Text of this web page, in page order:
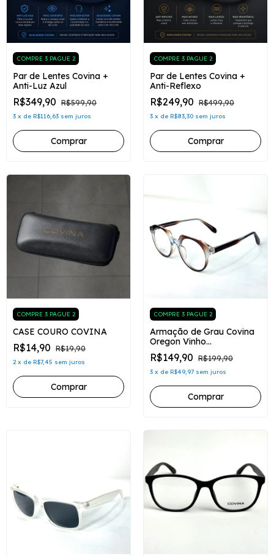
COMPRE 3 PAGUE 2
Par de Lentes Covina +
Anti-Luz Azul
R$349,90 R$599,90
3 x de R$116,63 sem juros
COMPRE 3 PAGUE 2
Par de Lentes Covina +
Anti-Reflexo
R$249,90 R$499,90
3 x de R$83,30 sem juros
COMPRE 3 PAGUE 2
CASE COURO COVINA
R$14,90 R$19,90
2 x de R$7,45 sem juros
COMPRE 3 PAGUE 2
Armação de Grau Covina
Oregon Vinho
Transparente
R$149,90 R$199,90
3 x de R$49,97 sem juros